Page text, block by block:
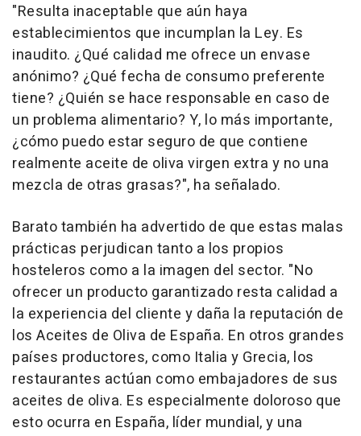
"Resulta inaceptable que aún haya
establecimientos que incumplan la Ley. Es
inaudito. ¿Qué calidad me ofrece un envase
anónimo? ¿Qué fecha de consumo preferente
tiene? ¿Quién se hace responsable en caso de
un problema alimentario? Y, lo más importante,
¿cómo puedo estar seguro de que contiene
realmente aceite de oliva virgen extra y no una
mezcla de otras grasas?", ha señalado.
Barato también ha advertido de que estas malas
prácticas perjudican tanto a los propios
hosteleros como a la imagen del sector. "No
ofrecer un producto garantizado resta calidad a
la experiencia del cliente y daña la reputación de
los Aceites de Oliva de España. En otros grandes
países productores, como Italia y Grecia, los
restaurantes actúan como embajadores de sus
aceites de oliva. Es especialmente doloroso que
esto ocurra en España, líder mundial, y una